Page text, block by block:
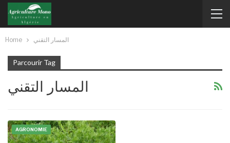
Home المسار التقني
Parcourir Tag
المسار التقني
AGRONOMIE